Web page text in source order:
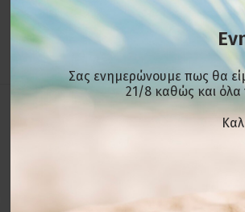
Λάντζα κλειστή με 3 γούρνες
Σας ενημερώνουμε πως θα
21/8 καθώς και